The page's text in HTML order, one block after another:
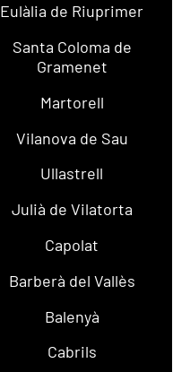
Eulàlia de Riuprimer
Santa Coloma de
Gramenet
Martorell
Vilanova de Sau
Ullastrell
Julià de Vilatorta
Capolat
Barberà del Vallès
Balenyà
Cabrils